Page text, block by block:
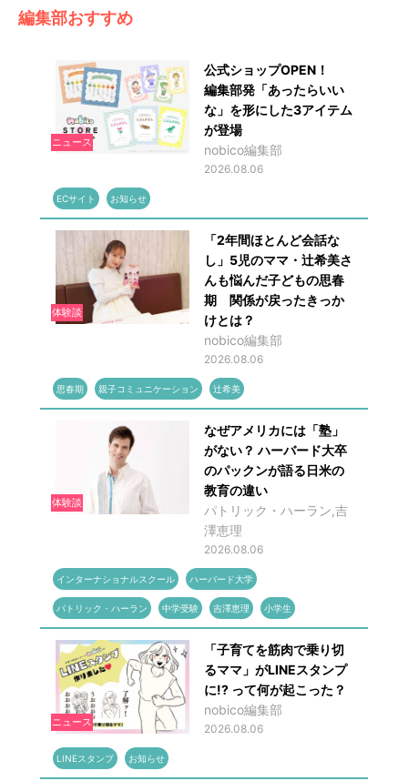
編集部おすすめ
ニュース
公式ショップOPEN！
編集部発「あったらいい
な」を形にした3アイテム
が登場
nobico編集部
2026.08.06
ECサイト お知らせ
体験談
「2年間ほとんど会話な
し」5児のママ・辻希美さ
んも悩んだ子どもの思春
期 関係が戻ったきっか
けとは？
nobico編集部
2026.08.06
思春期 親子コミュニケーション 辻希美
体験談
なぜアメリカには「塾」
がない？ ハーバード大卒
のパックンが語る日米の
教育の違い
パトリック・ハーラン,吉
澤恵理
2026.08.06
インターナショナルスクール ハーバード大学
パトリック・ハーラン 中学受験 吉澤恵理 小学生
ニュース
「子育てを筋肉で乗り切
るママ」がLINEスタンプ
に!? って何が起こった？
nobico編集部
2026.08.06
LINEスタンプ お知らせ